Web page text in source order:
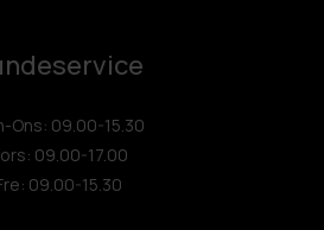
Ons: 09.00-15.30
09.00-17.00
09.00-15.30